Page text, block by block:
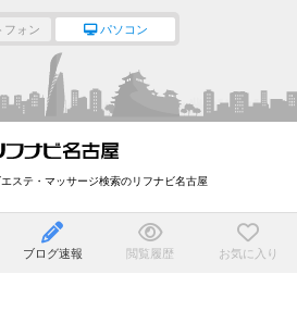
フォン パソコン
ステ・マッサージ検索のリフナビ名古屋
ブログ速報 閲覧履歴 お気に入り